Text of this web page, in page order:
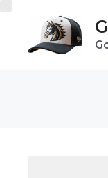
contenido